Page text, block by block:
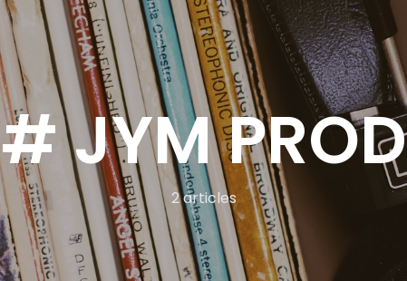
# JYM PROD
2 articles